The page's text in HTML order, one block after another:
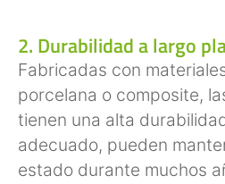
2. Durabilidad a largo
Fabricadas con
porcelana o composite,
tienen una alta
adecuado, pueden
estado durante muchos